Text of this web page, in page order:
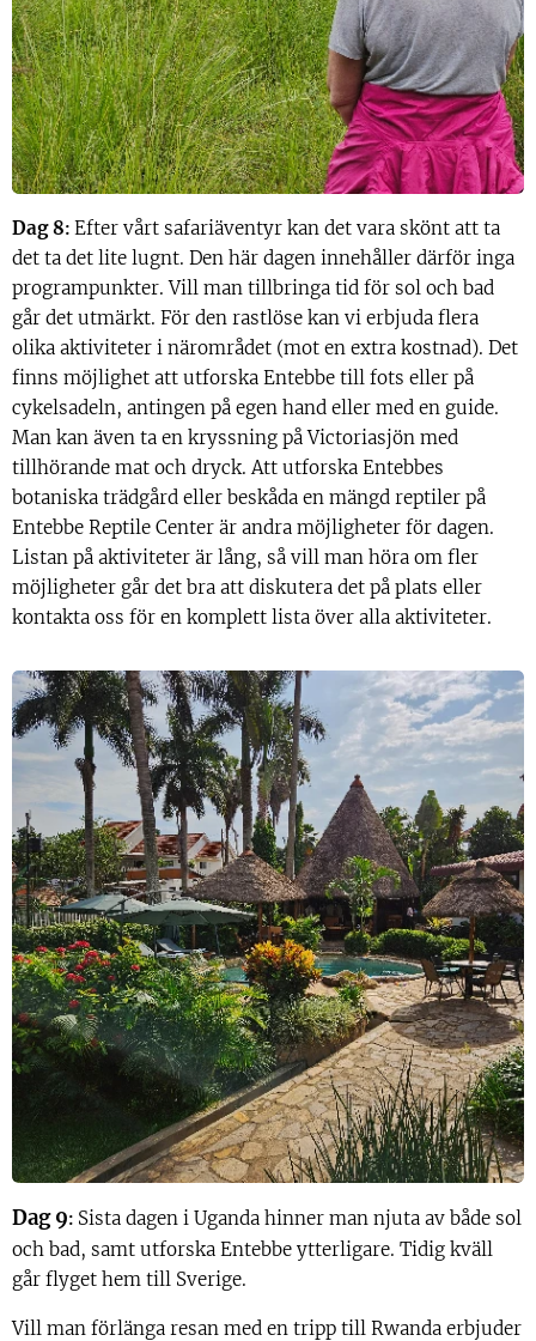
Dag 8: Efter vårt safariäventyr kan det vara skönt att ta
det ta det lite lugnt. Den här dagen innehåller därför inga
programpunkter. Vill man tillbringa tid för sol och bad
går det utmärkt. För den rastlöse kan vi erbjuda flera
olika aktiviteter i närområdet (mot en extra kostnad). Det
finns möjlighet att utforska Entebbe till fots eller på
cykelsadeln, antingen på egen hand eller med en guide.
Man kan även ta en kryssning på Victoriasjön med
tillhörande mat och dryck. Att utforska Entebbes
botaniska trädgård eller beskåda en mängd reptiler på
Entebbe Reptile Center är andra möjligheter för dagen.
Listan på aktiviteter är lång, så vill man höra om fler
möjligheter går det bra att diskutera det på plats eller
kontakta oss för en komplett lista över alla aktiviteter.
Dag 9: Sista dagen i Uganda hinner man njuta av både sol
och bad, samt utforska Entebbe ytterligare. Tidig kväll
går flyget hem till Sverige.
Vill man förlänga resan med en tripp till Rwanda erbjuder